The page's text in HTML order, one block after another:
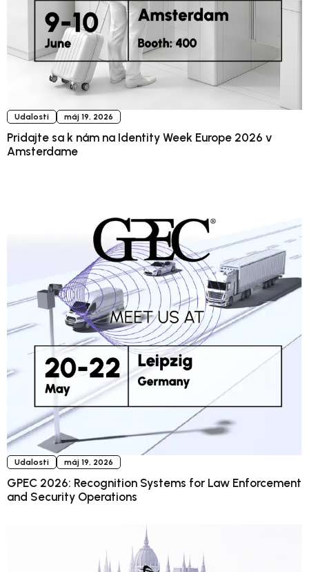
Udalosti máj 19, 2026
Pridajte sa k nám na Identity Week Europe 2026 v
Amsterdame
Udalosti máj 19, 2026
GPEC 2026: Recognition Systems for Law Enforcement
and Security Operations